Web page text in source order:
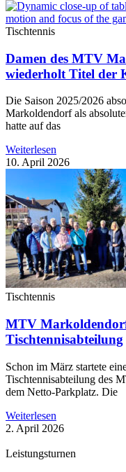
Tischtennis
Damen des MTV
wiederholt Titel der
Die Saison 2025/2026
Markoldendorf als
hatte auf das
Weiterlesen
10. April 2026
Tischtennis
MTV
Tischtennisabteilung
Schon im März startete
Tischtennisabteilung des
dem Netto-Parkplatz. Die
Weiterlesen
2. April 2026
Leistungsturnen